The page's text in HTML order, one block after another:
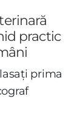
practic
prima